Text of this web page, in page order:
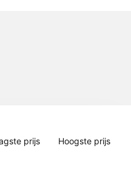
prijs Hoogste prijs